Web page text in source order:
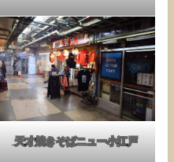
天才焼きそばニュー小江戸